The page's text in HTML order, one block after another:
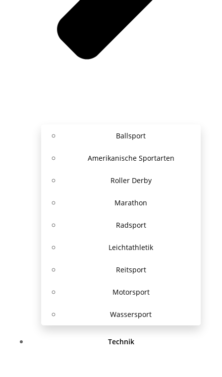
Ballsport
Amerikanische Sportarten
Roller Derby
Marathon
Radsport
Leichtathletik
Reitsport
Motorsport
Wassersport
Technik